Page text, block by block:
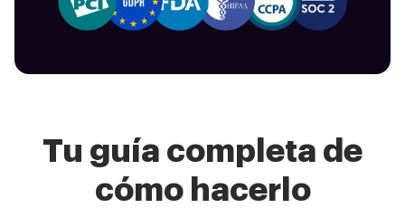
Tu guía completa de
cómo hacerlo